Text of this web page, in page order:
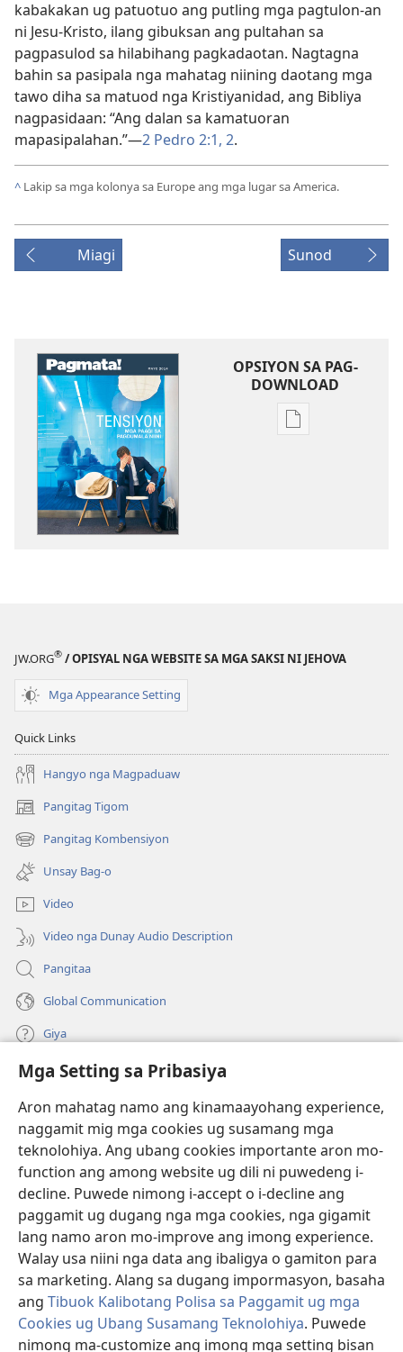
Mga Setting sa Pribasiya
Aron mahatag namo ang kinamaayohang experience,
naggamit mig mga cookies ug susamang mga
teknolohiya. Ang ubang cookies importante aron mo-
function ang among website ug dili ni puwedeng i-
decline. Puwede nimong i-accept o i-decline ang
paggamit ug dugang nga mga cookies, nga gigamit
lang namo aron mo-improve ang imong experience.
Walay usa niini nga data ang ibaligya o gamiton para
sa marketing. Alang sa dugang impormasyon, basaha
ang Tibuok Kalibotang Polisa sa Paggamit ug mga
Cookies ug Ubang Susamang Teknolohiya. Puwede
nimong ma-customize ang imong mga setting bisan
kabakakan ug patuotuo ang putling mga pagtulon-an
ni Jesu-Kristo, ilang gibuksan ang pultahan sa
pagpasulod sa hilabihang pagkadaotan. Nagtagna
bahin sa pasipala nga mahatag niining daotang mga
tawo diha sa matuod nga Kristiyanidad, ang Bibliya
nagpasidaan: “Ang dalan sa kamatuoran
mapasipalahan.”—2 Pedro 2:1, 2.
^ Lakip sa mga kolonya sa Europe ang mga lugar sa America.
Miagi Sunod
OPSIYON SA PAG-
DOWNLOAD
Opsiyon
sa
JW.ORG® / OPISYAL NGA WEBSITE SA MGA SAKSI NI JEHOVA
Mga Appearance Setting
Quick Links
Hangyo nga Magpaduaw
Pangitag Tigom
(mo-
open
ug
bag-
ong
window)
Pangitag Kombensiyon
(mo-
open
ug
bag-
ong
window)
Unsay Bag-o
Video
Video nga Dunay Audio Description
Pangitaa
Global Communication
Giya
Donasyon
(mo-
open
bag-
ong
window)
Watchtower ONLINE NGA LIBRARYA
(mo-
open
ug
bag-
window)
JW Hub
(mo-
open
ug
bag-
ong
window)
JW Library
Watchtower Library
Copyright© 2026 Watch Tower Bible and Tract Society of Pennsylvania.